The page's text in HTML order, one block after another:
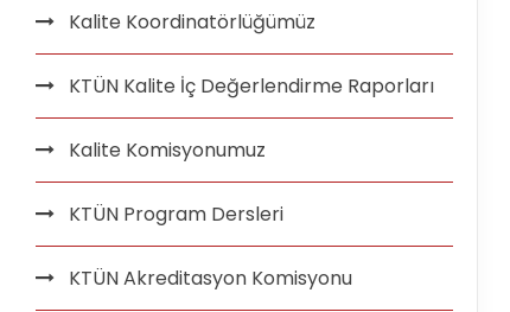
Kalite Koordinatörlüğümüz
KTÜN Kalite İç Değerlendirme Raporları
Kalite Komisyonumuz
KTÜN Program Dersleri
KTÜN Akreditasyon Komisyonu